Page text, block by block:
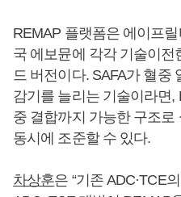
REMAP 플랫폼은 에이프
국 에보뮨에 각각 기술이전
드 버전이다. SAFA가 혈중
감기를 늘리는 기술이라면,
중 결합까지 가능한 구조
동시에 조준할 수 있다.
차상훈은 “기존 ADC·TCE